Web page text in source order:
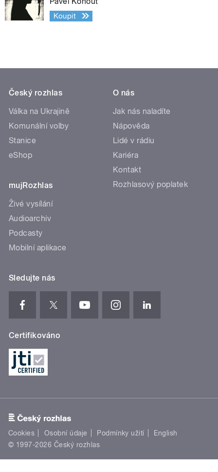
Koupit
Český rozhlas
Válka na Ukrajině
Komunální volby
Stanice
eShop
mujRozhlas
Živé vysílání
Audioarchiv
Podcasty
Mobilní aplikace
O nás
Jak nás naladíte
Nápověda
Lidé v rádiu
Kariéra
Kontakt
Rozhlasový poplatek
Sledujte nás
Certifikováno
Cookies Osobní údaje Podmínky užití
English
© 1997-2026 Český rozhlas